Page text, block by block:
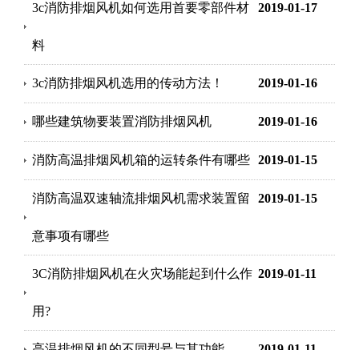
2019-01-17
3c消防排烟风机如何选用首要零部件材
料
2019-01-16
3c消防排烟风机选用的传动方法！
2019-01-16
哪些建筑物要装置消防排烟风机
2019-01-15
消防高温排烟风机箱的运转条件有哪些
2019-01-15
消防高温双速轴流排烟风机需求装置留
意事项有哪些
2019-01-11
3C消防排烟风机在火灾场能起到什么作
用?